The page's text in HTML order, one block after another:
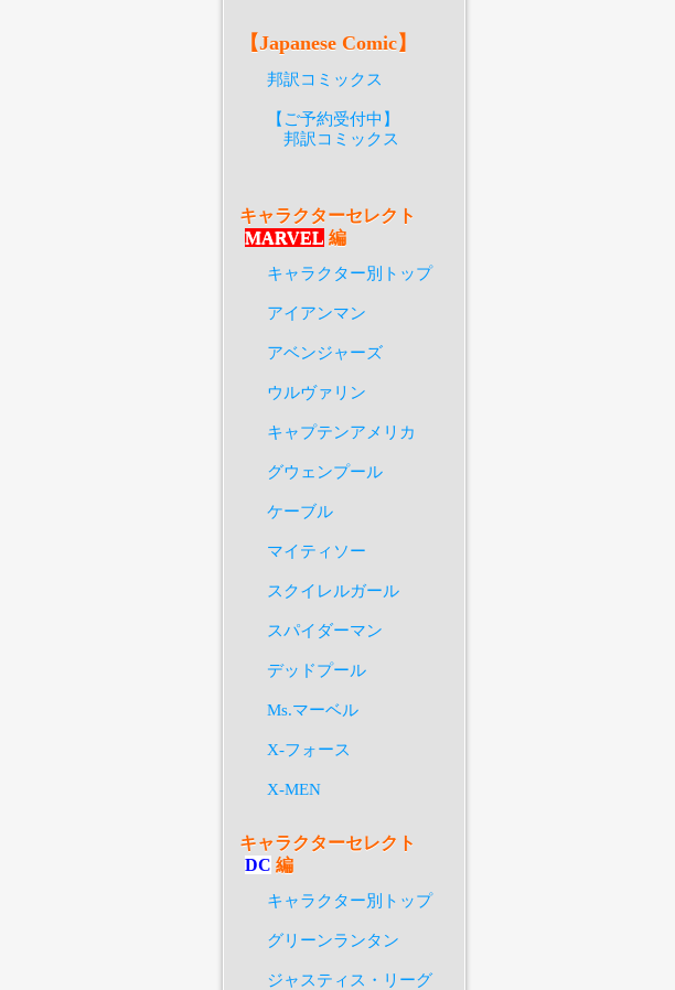
【Japanese Comic】
邦訳コミックス
【ご予約受付中】
邦訳コミックス
キャラクターセレクト
MARVEL 編
キャラクター別トップ
アイアンマン
アベンジャーズ
ウルヴァリン
キャプテンアメリカ
グウェンプール
ケーブル
マイティソー
スクイレルガール
スパイダーマン
デッドプール
Ms.マーベル
X-フォース
X-MEN
キャラクターセレクト
DC 編
キャラクター別トップ
グリーンランタン
ジャスティス・リーグ